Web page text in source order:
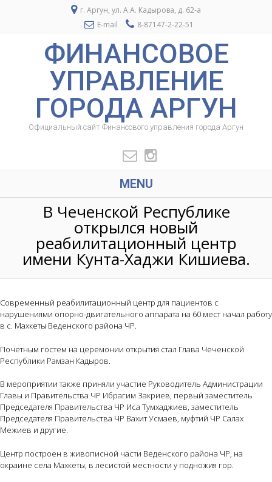
г. Аргун, ул. А.А. Кадырова, д. 62-а
E-mail
8-87147-2-22-51
ФИНАНСОВОЕ
УПРАВЛЕНИЕ
ГОРОДА АРГУН
Официальный сайт Финансового управления города Аргун
MENU
В Чеченской Республике
открылся новый
реабилитационный центр
имени Кунта-Хаджи Кишиева.
Современный реабилитационный центр для пациентов с
нарушениями опорно-двигательного аппарата на 60 мест начал работу
в с. Махкеты Веденского района ЧР.
Почетным гостем на церемонии открытия стал Глава Чеченской
Республики Рамзан Кадыров.
В мероприятии также приняли участие Руководитель Администрации
Главы и Правительства ЧР Ибрагим Закриев, первый заместитель
Председателя Правительства ЧР Иса Тумхаджиев, заместитель
Председателя Правительства ЧР Вахит Усмаев, муфтий ЧР Салах
Межиев и другие.
Центр построен в живописной части Веденского района ЧР, на
окраине села Махкеты, в лесистой местности у подножия гор.